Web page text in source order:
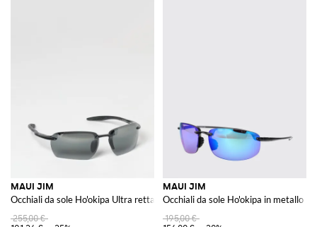
MAUI JIM
Occhiali da sole Ho'okipa Ultra rettangolari modello aviatore in metallo
255,00 €
MAUI JIM
Occhiali da sole Ho'okipa in metallo
195,00 €